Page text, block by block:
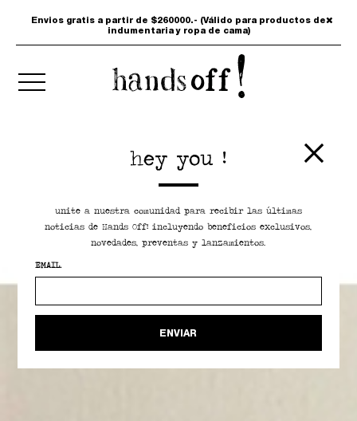
hey you !
unite a nuestra comunidad para recibir las últimas
noticias de Hands Off! incluyendo beneficios exclusivos,
novedades, preventas y lanzamientos.
EMAIL.
ENVIAR
Envios gratis a partir de $260000.- (Válido para productos de
indumentaria y ropa de cama)